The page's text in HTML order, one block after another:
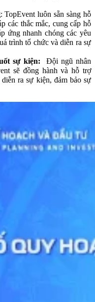
: TopEvent luôn sẵn sàng hỗ
các thắc mắc, cung cấp hỗ
ứng nhanh chóng các yêu
trình tổ chức và diễn ra sự
sự kiện: Đội ngũ nhân
sẽ đồng hành và hỗ trợ
ra sự kiện, đảm bảo sự